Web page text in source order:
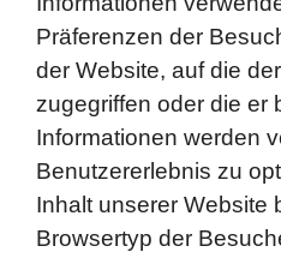
Präferenzen der
der Website, auf die
zugegriffen oder die er
Informationen werden
Benutzererlebnis zu
Inhalt unserer Website
Browsertyp der